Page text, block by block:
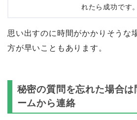
れたら成功です。
思い出すのに時間がかかりそうな
方が早いこともあります。
秘密の質問を忘れた場合は
ームから連絡